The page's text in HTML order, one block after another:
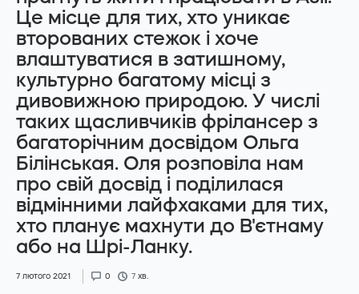
Відповімо майже на усі питання
hello@para.school
+380507411693
Facebook Instagram
Telegram Youtube
Це місце для тих, хто уникає
второваних стежок і хоче
влаштуватися в затишному,
культурно багатому місці з
дивовижною природою. У числі
таких щасливчиків фрілансер з
багаторічним досвідом Ольга
Білінськая. Оля розповіла нам
про свій досвід і поділилася
відмінними лайфхаками для тих,
хто планує махнути до В'єтнаму
або на Шрі-Ланку.
7 лютого 2021 0 7 хв.